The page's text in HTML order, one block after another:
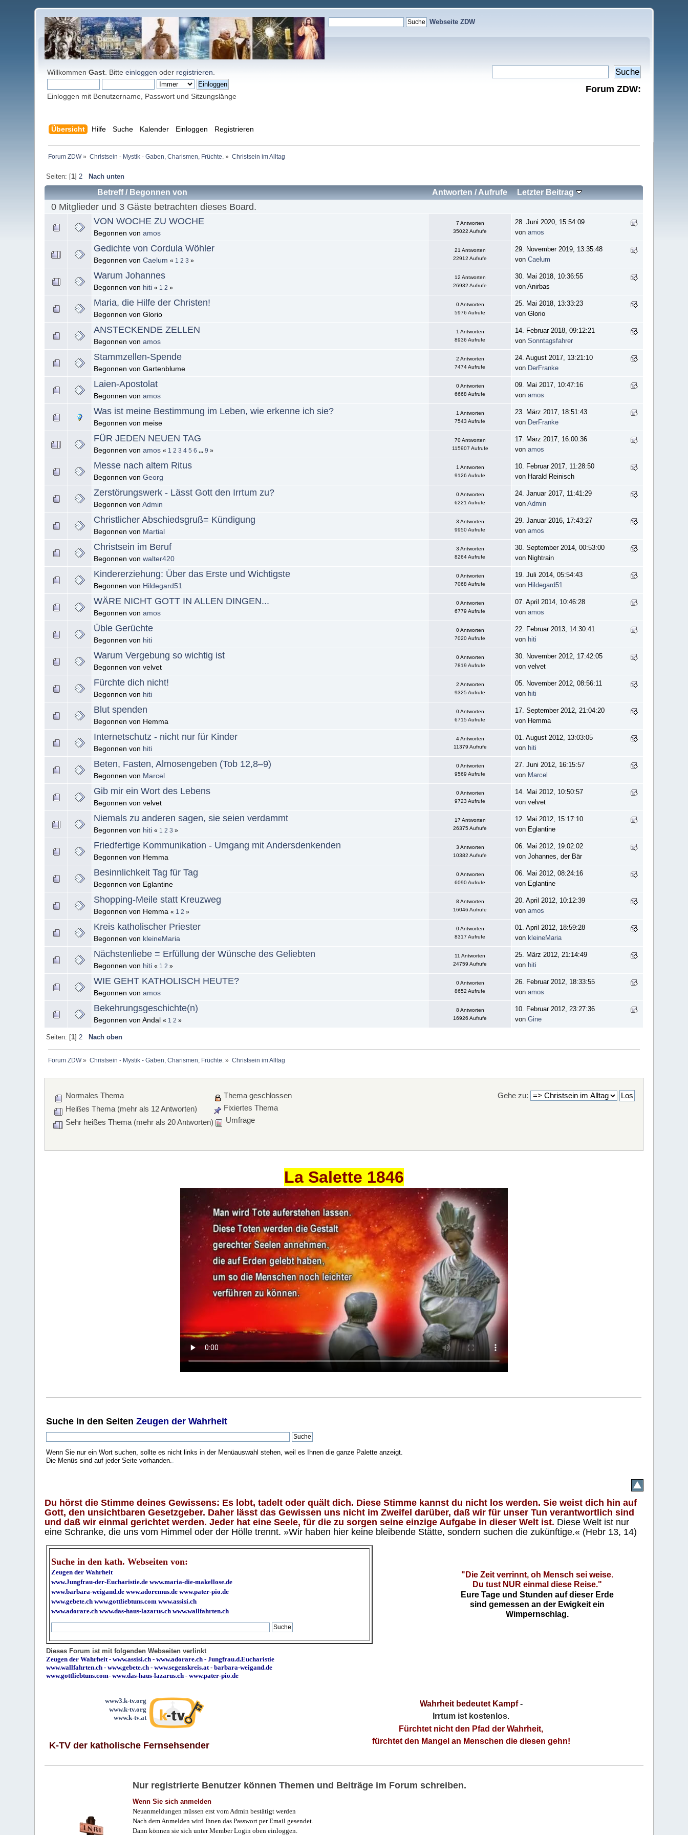
Webseite ZDW
WillkommenGast . Bitteeinloggen oder registrieren
Einloggen mit Benutzername, Passwort und Sitzungslänge
Forum ZDW:
Übersicht Hilfe Suche Kalender Einloggen Registrieren
Forum ZDW» Christsein - Mystik - Gaben, Charismen, Früchte.» Christsein im Alltag
Seiten: [1] 2 Nach unten
Betreff/ Begonnen von Antworten /Aufrufe Letzter Beitrag
0 Mitglieder und 3 Gäste betrachten dieses Board.
VON WOCHE ZU WOCHE
Begonnen vonamos
7 Antworten
35022 Aufrufe
28. Juni 2020, 15:54:09
vonamos
Gedichte von Cordula Wöhler
Begonnen vonCaelum « 1 2 3 »
21 Antworten
22912 Aufrufe
29. November 2019, 13:35:48
vonCaelum
Warum Johannes
Begonnen von hiti « 1 2 »
12 Antworten
26932 Aufrufe
30. Mai 2018, 10:36:55
von Anirbas
Maria, die Hilfe der Christen!
Begonnen von Glorio
0 Antworten
5976 Aufrufe
25. Mai 2018, 13:33:23
von Glorio
ANSTECKENDE ZELLEN
Begonnen vonamos
1 Antworten
8936 Aufrufe
14. Februar 2018, 09:12:21
vonSonntagsfahrer
Stammzellen-Spende
Begonnen von Gartenblume
2 Antworten
7474 Aufrufe
24. August 2017, 13:21:10
von DerFranke
Laien-Apostolat
Begonnen vonamos
0 Antworten
6668 Aufrufe
09. Mai 2017, 10:47:16
vonamos
Was ist meine Bestimmung im Leben, wie erkenne ich sie?
Begonnen von meise
1 Antworten
7543 Aufrufe
23. März 2017, 18:51:43
von DerFranke
FÜR JEDEN NEUEN TAG
Begonnen vonamos « 1 2 3 4 5 6 ...9 »
70 Antworten
115907 Aufrufe
17. März 2017, 16:00:36
vonamos
Messe nach altem Ritus
Begonnen vonGeorg
1 Antworten
9126 Aufrufe
10. Februar 2017, 11:28:50
von Harald Reinisch
Zerstörungswerk - Lässt Gott den Irrtum zu?
Begonnen vonAdmin
0 Antworten
6221 Aufrufe
24. Januar 2017, 11:41:29
vonAdmin
Christlicher Abschiedsgruß= Kündigung
Begonnen von Martial
3 Antworten
9950 Aufrufe
29. Januar 2016, 17:43:27
vonamos
Christsein im Beruf
Begonnen vonwalter420
3 Antworten
8264 Aufrufe
30. September 2014, 00:53:00
von Nightrain
Kindererziehung: Über das Erste und Wichtigste
Begonnen von Hildegard51
0 Antworten
7068 Aufrufe
19. Juli 2014, 05:54:43
von Hildegard51
WÄRE NICHT GOTT IN ALLEN DINGEN...
Begonnen vonamos
0 Antworten
6779 Aufrufe
07. April 2014, 10:46:28
vonamos
Üble Gerüchte
Begonnen von hiti
0 Antworten
7020 Aufrufe
22. Februar 2013, 14:30:41
von hiti
Warum Vergebung so wichtig ist
Begonnen von velvet
0 Antworten
7819 Aufrufe
30. November 2012, 17:42:05
von velvet
Fürchte dich nicht!
Begonnen von hiti
2 Antworten
9325 Aufrufe
05. November 2012, 08:56:11
von hiti
Blut spenden
Begonnen von Hemma
0 Antworten
6715 Aufrufe
17. September 2012, 21:04:20
von Hemma
Internetschutz - nicht nur für Kinder
Begonnen von hiti
4 Antworten
11379 Aufrufe
01. August 2012, 13:03:05
von hiti
Beten, Fasten, Almosengeben (Tob 12,8–9)
Begonnen von Marcel
0 Antworten
9569 Aufrufe
27. Juni 2012, 16:15:57
von Marcel
Gib mir ein Wort des Lebens
Begonnen von velvet
0 Antworten
9723 Aufrufe
14. Mai 2012, 10:50:57
von velvet
Niemals zu anderen sagen, sie seien verdammt
Begonnen von hiti « 1 2 3 »
17 Antworten
26375 Aufrufe
12. Mai 2012, 15:17:10
von Eglantine
Friedfertige Kommunikation - Umgang mit Andersdenkenden
Begonnen von Hemma
3 Antworten
10382 Aufrufe
06. Mai 2012, 19:02:02
von Johannes, der Bär
Besinnlichkeit Tag für Tag
Begonnen von Eglantine
0 Antworten
6090 Aufrufe
06. Mai 2012, 08:24:16
von Eglantine
Shopping-Meile statt Kreuzweg
Begonnen von Hemma« 1 2 »
8 Antworten
16046 Aufrufe
20. April 2012, 10:12:39
vonamos
Kreis katholischer Priester
Begonnen von kleineMaria
0 Antworten
8317 Aufrufe
01. April 2012, 18:59:28
von kleineMaria
Nächstenliebe = Erfüllung der Wünsche des Geliebten
Begonnen von hiti « 1 2 »
11 Antworten
24759 Aufrufe
25. März 2012, 21:14:49
von hiti
WIE GEHT KATHOLISCH HEUTE?
Begonnen vonamos
0 Antworten
8652 Aufrufe
26. Februar 2012, 18:33:55
vonamos
Bekehrungsgeschichte(n)
Begonnen von Andal« 1 2 »
8 Antworten
16926 Aufrufe
10. Februar 2012, 23:27:36
vonGine
Seiten: [1] 2 Nach oben
Forum ZDW» Christsein - Mystik - Gaben, Charismen, Früchte.» Christsein im Alltag
Gehe zu:
Normales Thema
Heißes Thema (mehr als 12 Antworten)
Sehr heißes Thema (mehr als 20 Antworten)
Thema geschlossen
Fixiertes Thema
Umfrage
La Salette 1846
Suche in den SeitenZeugen der Wahrheit
Wenn Sie nur ein Wort suchen, sollte es nicht links in der Menüauswahl stehen, weil es Ihnen die ganze Palette anzeigt.
Die Menüs sind auf jeder Seite vorhanden.
Du hörst die Stimme deines Gewissens: Es lobt, tadelt oder quält dich. Diese Stimme kannst du nicht los werden. Sie weist dich hin auf
Gott, den unsichtbaren Gesetzgeber. Daher lässt das Gewissen uns nicht im Zweifel darüber, daß wir für unser Tun verantwortlich sind
und daß wir einmal gerichtet werden. Jeder hat eine Seele, für die zu sorgen seine einzige Aufgabe in dieser Welt ist. Diese Welt ist nur
eine Schranke, die uns vom Himmel oder der Hölle trennt. »Wir haben hier keine bleibende Stätte, sondern suchen die zukünftige.« (Hebr 13, 14)
Suche in den kath. Webseiten von:
Zeugen der Wahrheit
www.Jungfrau-der-Eucharistie.de www.maria-die-makellose.de
www.barbara-weigand.de www.adoremus.de www.pater-pio.de
www.gebete.ch www.gottliebtuns.com www.assisi.ch
www.adorare.ch www.das-haus-lazarus.ch www.wallfahrten.ch
"Die Zeit verrinnt, oh Mensch sei weise.
Du tust NUR einmal diese Reise."
Eure Tage und Stunden auf dieser Erde
sind gemessen an der Ewigkeit ein
Wimpernschlag.
Dieses Forum ist mit folgenden Webseiten verlinkt
Zeugen der Wahrheit -www.assisi.ch -www.adorare.ch -Jungfrau.d.Eucharistie
www.wallfahrten.ch -www.gebete.ch -www.segenskreis.at -barbara-weigand.de
www.gottliebtuns.com-www.das-haus-lazarus.ch - www.pater-pio.de
www3.k-tv.org
www.k-tv.org
www.k-tv.at
K-TV der katholische Fernsehsender
Wahrheit bedeutet Kampf-
Irrtum ist kostenlos.
Fürchtet nicht den Pfad der Wahrheit,
fürchtet den Mangel an Menschen die diesen gehn!
Nur registrierte Benutzer können Themen und Beiträge im Forum schreiben.
Wenn Sie sich anmelden
Neuanmeldungen müssen erst vom Admin bestätigt werden
Nach dem Anmelden wird Ihnen das Passwort per Email gesendet.
Dann können sie sich unter Member Login oben einloggen.